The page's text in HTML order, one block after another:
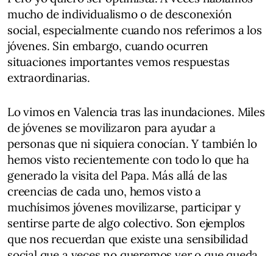
mucho de individualismo o de desconexión
social, especialmente cuando nos referimos a los
jóvenes. Sin embargo, cuando ocurren
situaciones importantes vemos respuestas
extraordinarias.
Lo vimos en Valencia tras las inundaciones. Miles
de jóvenes se movilizaron para ayudar a
personas que ni siquiera conocían. Y también lo
hemos visto recientemente con todo lo que ha
generado la visita del Papa. Más allá de las
creencias de cada uno, hemos visto a
muchísimos jóvenes movilizarse, participar y
sentirse parte de algo colectivo. Son ejemplos
que nos recuerdan que existe una sensibilidad